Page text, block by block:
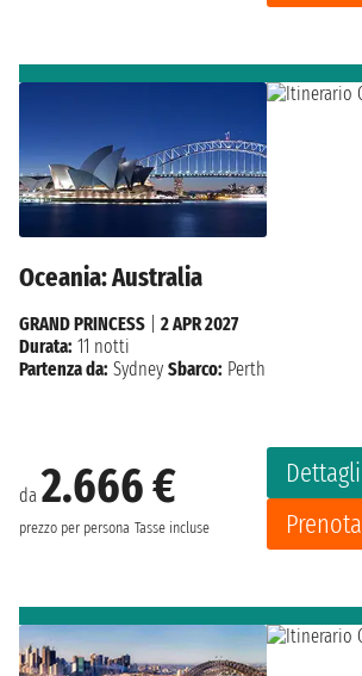
Oceania: Australia
da 2.666 €
prezzo per persona Tasse incluse
Dettagli
Prenota
GRAND PRINCESS
2 APR 2027
Durata: 11 notti
Partenza da: Sydney Sbarco: Perth